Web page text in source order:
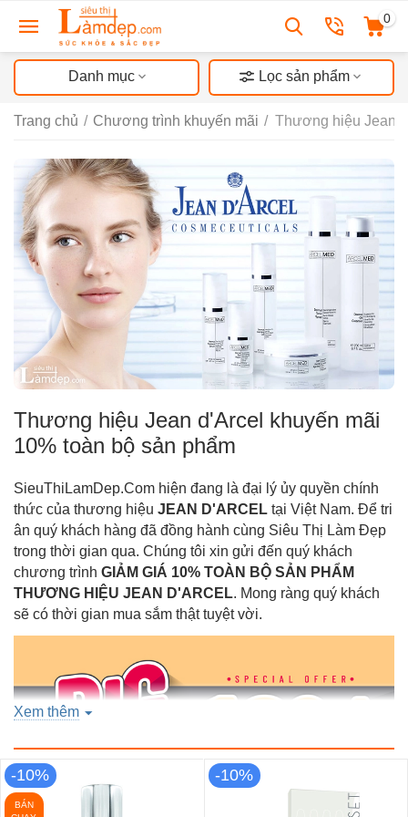
0
Danh mục Lọc sản phẩm
Trang chủ / Chương trình khuyến mãi / Thương hiệu Jean
Thương hiệu Jean d'Arcel khuyến mãi
10% toàn bộ sản phẩm
SieuThiLamDep.Com hiện đang là đại lý ủy quyền chính
thức của thương hiệu JEAN D'ARCEL tại Việt Nam. Để tri
ân quý khách hàng đã đồng hành cùng Siêu Thị Làm Đẹp
trong thời gian qua. Chúng tôi xin gửi đến quý khách
chương trình GIẢM GIÁ 10% TOÀN BỘ SẢN PHẨM
THƯƠNG HIỆU JEAN D'ARCEL. Mong ràng quý khách
sẽ có thời gian mua sắm thật tuyệt vời.
Xem thêm
-10%
BÁN
-10%